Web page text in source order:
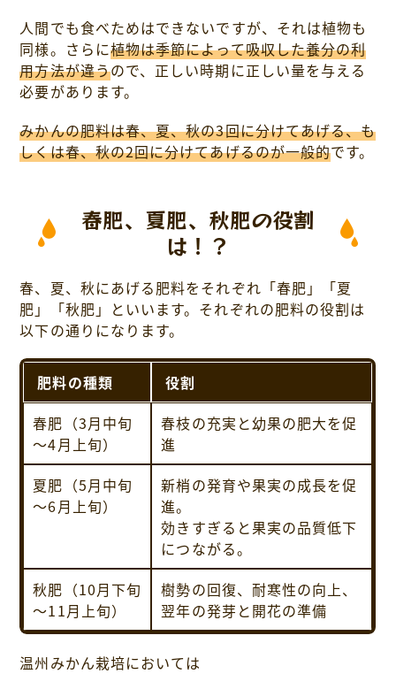
人間でも食べためはできないですが、それは植物も
同様。さらに植物は季節によって吸収した養分の利
用方法が違うので、正しい時期に正しい量を与える
必要があります。
みかんの肥料は春、夏、秋の3回に分けてあげる、も
しくは春、秋の2回に分けてあげるのが一般的です。
春肥、夏肥、秋肥の役割
は！？
春、夏、秋にあげる肥料をそれぞれ「春肥」「夏
肥」「秋肥」といいます。それぞれの肥料の役割は
以下の通りになります。
肥料の種類
役割
春肥（3月中旬
～4月上旬）
春枝の充実と幼果の肥大を促
進
夏肥（5月中旬
～6月上旬）
新梢の発育や果実の成長を促
進。
効きすぎると果実の品質低下
につながる。
秋肥（10月下旬
～11月上旬）
樹勢の回復、耐寒性の向上、
翌年の発芽と開花の準備
温州みかん栽培においては